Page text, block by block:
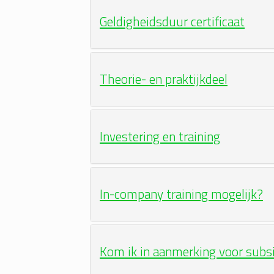
Geldigheidsduur certificaat
Theorie- en praktijkdeel
Investering en training
In-company training mogelijk?
Kom ik in aanmerking voor